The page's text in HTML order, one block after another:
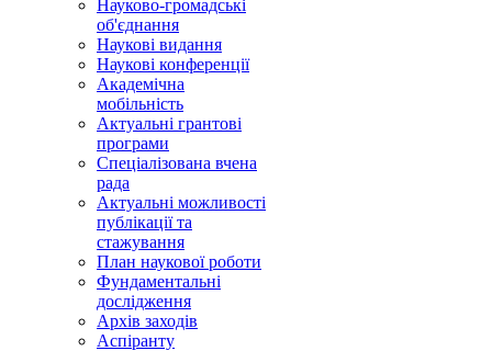
Науково-громадські
об'єднання
Наукові видання
Наукові конференції
Академічна
мобільність
Актуальні грантові
програми
Спеціалізована вчена
рада
Актуальні можливості
публікації та
стажування
План наукової роботи
Фундаментальні
дослідження
Архів заходів
Аспіранту